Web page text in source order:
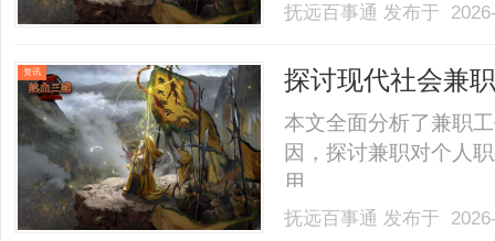
抚远百事通 发布于
资讯 探讨现代社会兼
本文全面分析了兼职
因，探讨兼职对个人
用。......
抚远百事通 发布于